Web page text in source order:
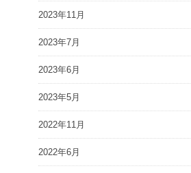
2023年11月
2023年7月
2023年6月
2023年5月
2022年11月
2022年6月